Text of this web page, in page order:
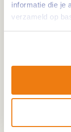
informatie die je
verzameld op
weidse
aangelijnd.
Praktische
Lengte:4,6
Mogelijk